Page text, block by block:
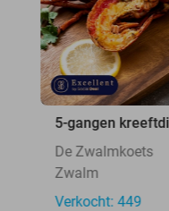
5-gangen
De Zwalmkoets
Zwalm
Verkocht: 449